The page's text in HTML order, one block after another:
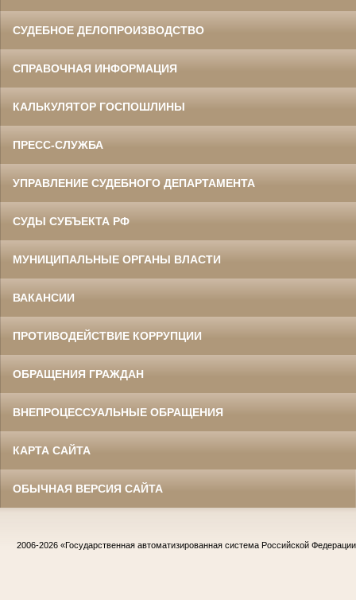
СУДЕБНОЕ ДЕЛОПРОИЗВОДСТВО
СПРАВОЧНАЯ ИНФОРМАЦИЯ
КАЛЬКУЛЯТОР ГОСПОШЛИНЫ
ПРЕСС-СЛУЖБА
УПРАВЛЕНИЕ СУДЕБНОГО ДЕПАРТАМЕНТА
СУДЫ СУБЪЕКТА РФ
МУНИЦИПАЛЬНЫЕ ОРГАНЫ ВЛАСТИ
ВАКАНСИИ
ПРОТИВОДЕЙСТВИЕ КОРРУПЦИИ
ОБРАЩЕНИЯ ГРАЖДАН
ВНЕПРОЦЕССУАЛЬНЫЕ ОБРАЩЕНИЯ
КАРТА САЙТА
ОБЫЧНАЯ ВЕРСИЯ САЙТА
2006-2026 «Государственная автоматизированная система Российской